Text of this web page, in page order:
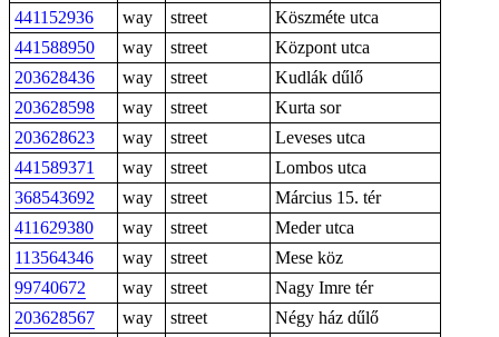
441152936
way street
Köszméte utca
441588950
way street
Központ utca
203628436
way street
Kudlák dűlő
203628598
way street
Kurta sor
203628623
way street
Leveses utca
441589371
way street
Lombos utca
368543692
way street
Március 15. tér
411629380
way street
Meder utca
113564346
way street
Mese köz
99740672
way street
Nagy Imre tér
203628567
way street
Négy ház dűlő